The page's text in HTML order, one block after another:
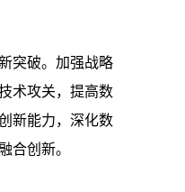
突破。加强战略
术攻关，提高数
新能力，深化数
合创新。